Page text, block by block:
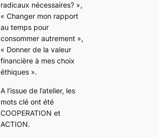
radicaux nécessaires? »,
« Changer mon rapport
au temps pour
consommer autrement »,
« Donner de la valeur
financière à mes choix
éthiques ».
A l’issue de l’atelier, les
mots clé ont été
COOPERATION et
ACTION.